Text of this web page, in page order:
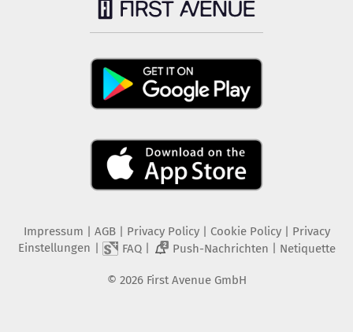
Impressum | AGB | Privacy Policy| Cookie Policy| Privacy
Einstellungen | FAQ| 2 Push-Nachrichten | Netiquette
© 2026 First Avenue GmbH